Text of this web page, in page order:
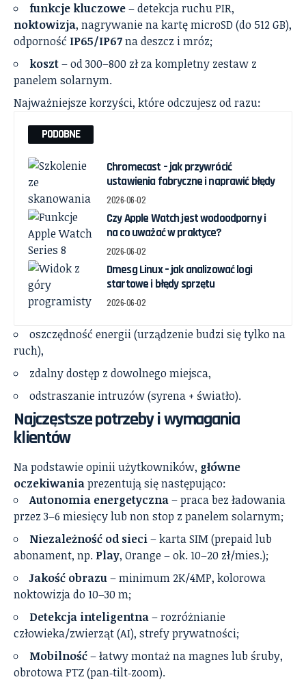
funkcje kluczowe– detekcja ruchu PIR,
noktowizja, nagrywanie na kartę microSD (do 512 GB),
odporność IP65/IP67na deszcz i mróz;
koszt– od 300–800 zł za kompletny zestaw z
panelem solarnym.
Najważniejsze korzyści, które odczujesz od razu:
PODOBNE
Chromecast – jak przywrócić
ustawienia fabryczne i naprawić błędy
2026-06-02
Czy Apple Watch jest wodoodporny i
na co uważać w praktyce?
2026-06-02
Dmesg Linux – jak analizować logi
startowe i błędy sprzętu
2026-06-02
oszczędność energii (urządzenie budzi się tylko na
ruch),
zdalny dostęp z dowolnego miejsca,
odstraszanie intruzów (syrena + światło).
Najczęstsze potrzeby i wymagania
klientów
Na podstawie opinii użytkowników, główne
oczekiwaniaprezentują się następująco:
Autonomia energetyczna– praca bez ładowania
przez 3–6 miesięcy lub non stop z panelem solarnym;
Niezależność od sieci– karta SIM (prepaid lub
abonament, np. Play, Orange – ok. 10–20 zł/mies.);
Jakość obrazu– minimum 2K/4MP, kolorowa
noktowizja do 10–30 m;
Detekcja inteligentna– rozróżnianie
człowieka/zwierząt (AI), strefy prywatności;
Mobilność– łatwy montaż na magnes lub śruby,
obrotowa PTZ (pan‑tilt‑zoom).